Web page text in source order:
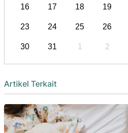
16 17 18 19
23 24 25 26
30 31 1 2
Artikel Terkait